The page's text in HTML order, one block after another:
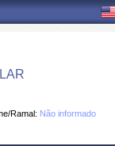
Ramal: Não informado